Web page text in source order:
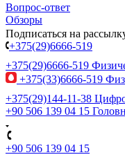
Вопрос-ответ
Обзоры
Подписаться на
+375(29)6666-519
+375(29)6666-519
+375(33)6666-519
+375(29)144-11-38
+90 506 139 04 15
+90 506 139 04 15